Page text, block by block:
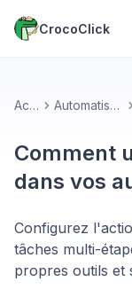
CrocoClick
Accueil Automatisations & IA
Comment
dans vos
Configurez
tâches multi-
propres outils et